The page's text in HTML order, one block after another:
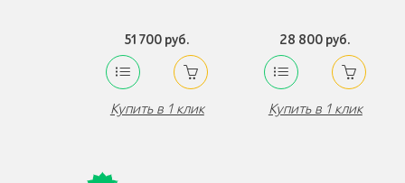
51 700 руб.
Купить в 1 клик
28 800 руб.
Купить в 1 клик